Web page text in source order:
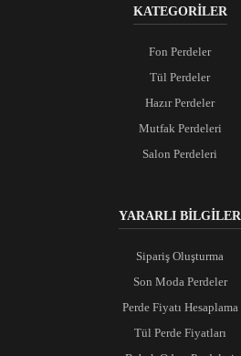
KATEGORİLER
Fon Perdeler
Tül Perdeler
Hazır Perdeler
Mutfak Perdeleri
Salon Perdeleri
YARARLI BİLGİLER
Sipariş Oluşturma
Son Moda Perdeler
Perde Fiyatı Hesaplama
Tül Perde Fiyatları